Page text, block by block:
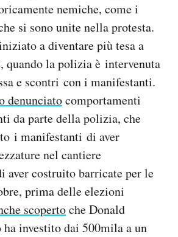
nemiche, come i
si sono unite nella protesta.
a diventare più tesa a
quando la polizia è intervenuta
e scontri con i manifestanti.
denunciatocomportamenti
da parte della polizia, che
i manifestanti di aver
nel cantiere
aver costruito barricate per le
prima delle elezioni
scopertoche Donald
investito dai 500mila a un